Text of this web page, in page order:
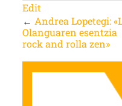
Edit
← Andrea Lopetegi:
Olanguaren esentzia
rock and rolla zen»